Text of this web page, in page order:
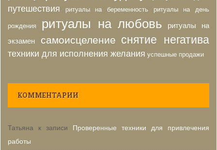
путешествия
ритуалы на беременность
ритуалы на день
рождения
ритуалы на любовь ритуалы на
экзамен самоисцеление снятие негатива
техники для исполнения желания успешные продажи
КОММЕНТАРИИ
Татьяна к записи Проверенные техники для привлечения
работы